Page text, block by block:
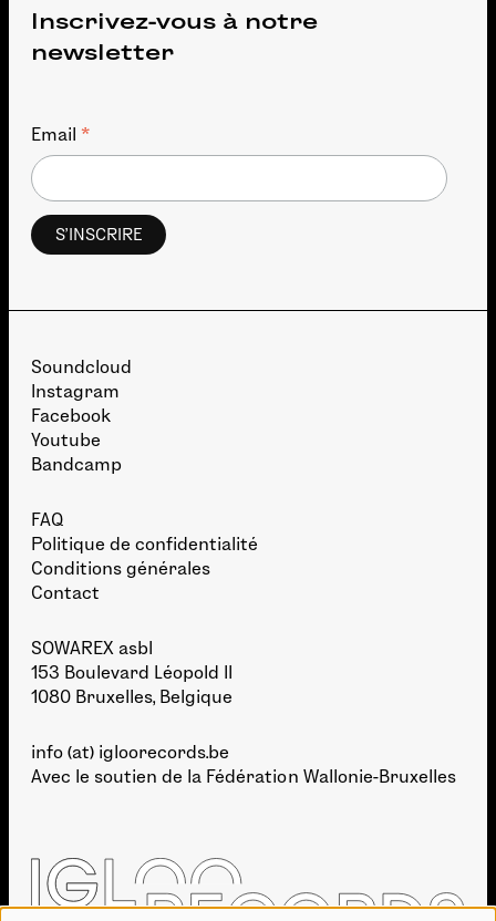
Inscrivez-vous à notre
newsletter
Email *
Soundcloud
Instagram
Facebook
Youtube
Bandcamp
FAQ
Politique de confidentialité
Conditions générales
Contact
SOWAREX asbl
153 Boulevard Léopold II
1080 Bruxelles, Belgique
info (at) igloorecords.be
Avec le soutien de la Fédération Wallonie-Bruxelles